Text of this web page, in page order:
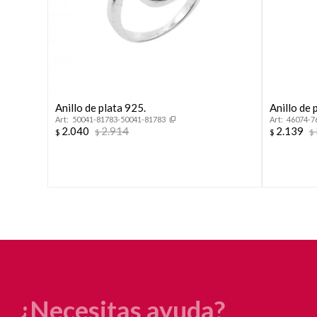
Anillo de plata 925.
50041-81783-50041-81783
$ 2.040 $2.914
Anillo de
46074-
$ 2.139 $
¿Necesitas ayuda?